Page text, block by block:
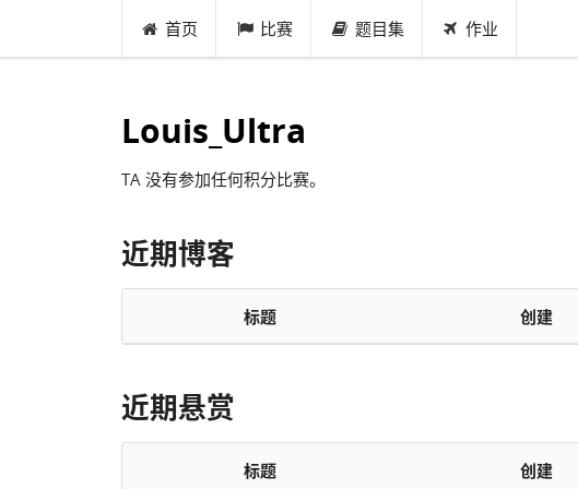
首页 比赛 题目集 作业
Louis_Ultra
TA 没有参加任何积分比赛。
近期博客
标题 创建
近期悬赏
标题 创建